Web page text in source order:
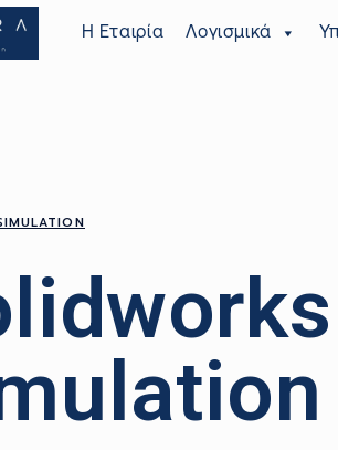
Η Εταιρία Λογισμικά